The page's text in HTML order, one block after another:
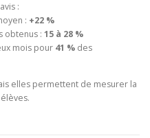
:
: +22 %
obtenus : 15 à 28 %
mois pour 41 % des
elles permettent de mesurer la